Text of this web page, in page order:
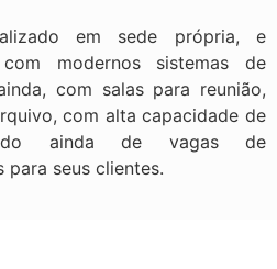
em sede própria, e
modernos sistemas de
com salas para reunião,
com alta capacidade de
ainda de vagas de
para seus clientes.